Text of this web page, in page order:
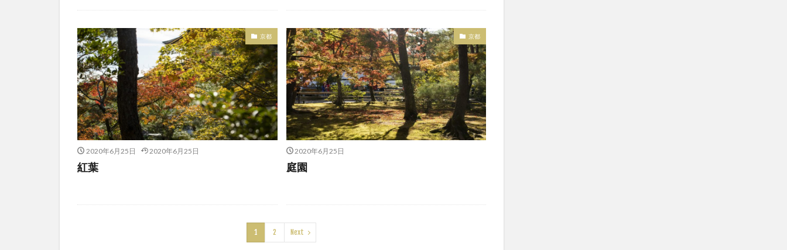
京都
2020年6月25日 2020年6月25日
紅葉
京都
2020年6月25日
庭園
1 2 Next